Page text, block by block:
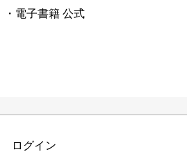
・電子書籍 公式
ログイン